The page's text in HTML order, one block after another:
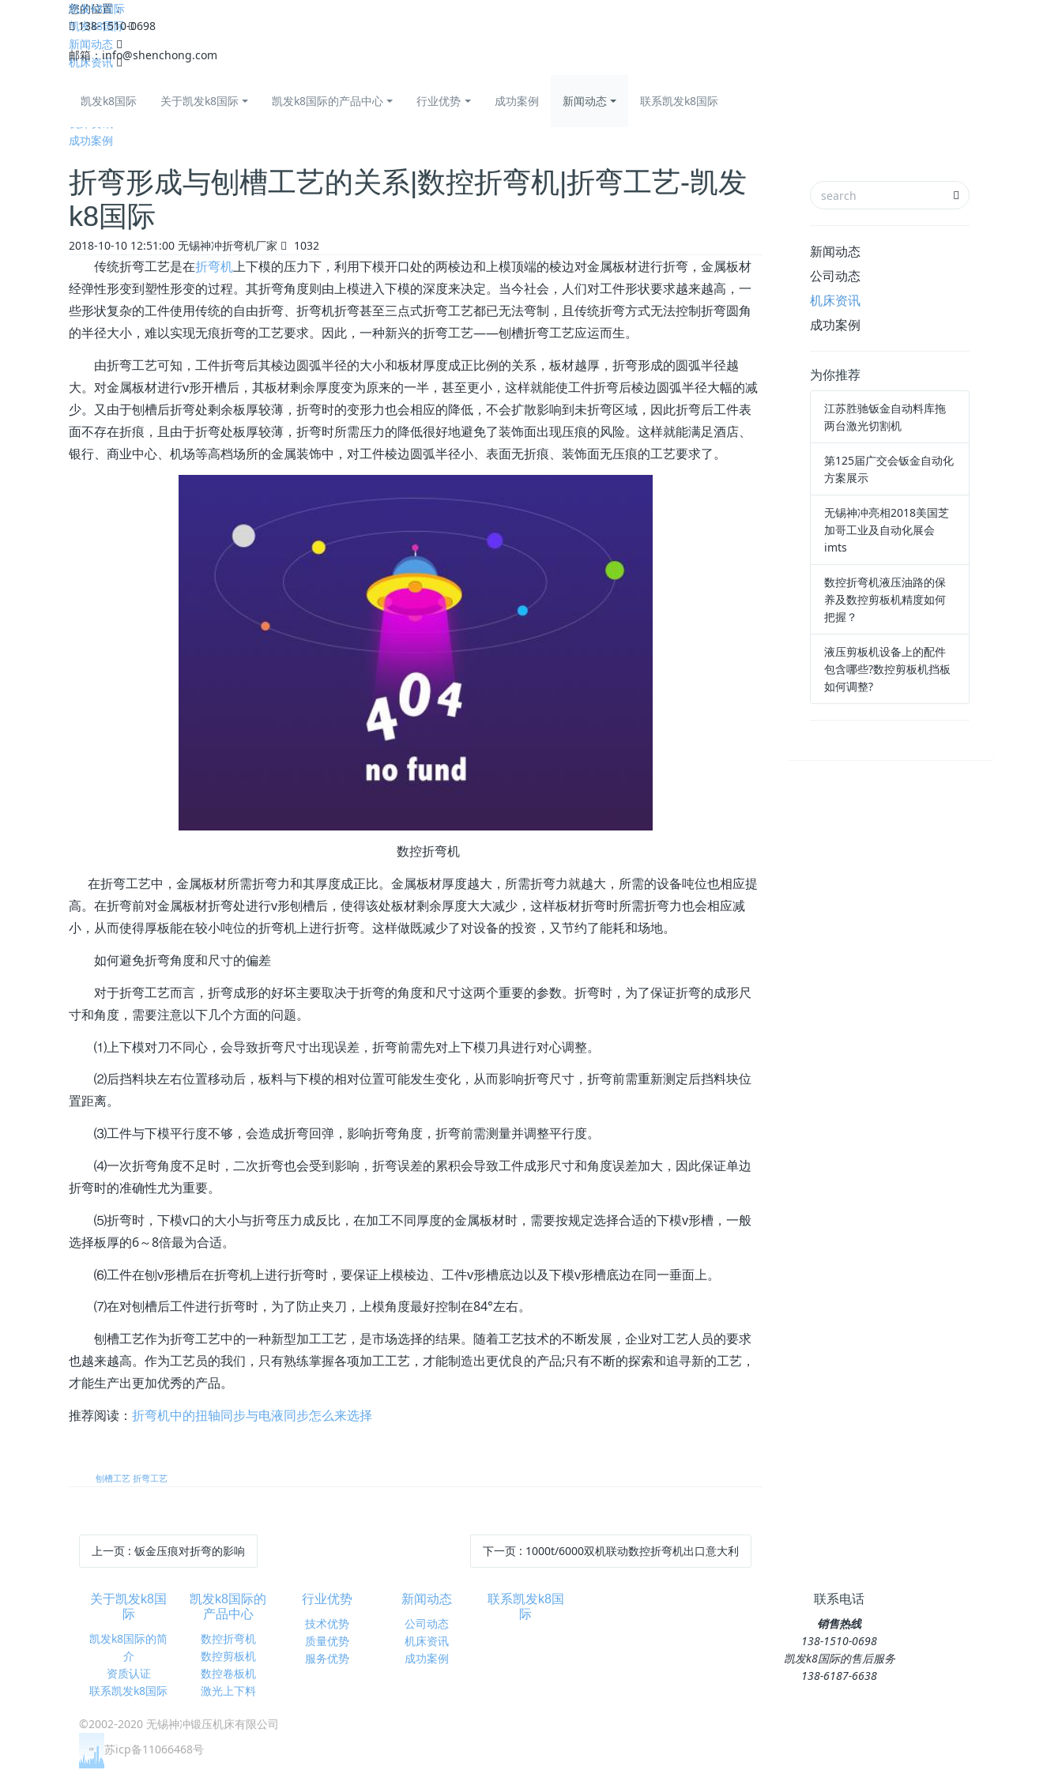
凯发k8国际
138-1510-0698
邮箱：info@shenchong.com
凯发k8国际 关于凯发k8国际 凯发k8国际的产品中心 行业优势 成功案例 新闻动态 联系凯发k8国际
您的位置：
凯发k8国际
新闻动态
机床资讯
公司动态
成功案例
折弯形成与刨槽工艺的关系|数控折弯机|折弯工艺-凯发
k8国际
2018-10-10 12:51:00 无锡神冲折弯机厂家 1032
传统折弯工艺是在折弯机上下模的压力下，利用下模开口处的两棱边和上模顶端的棱边对金属板材进行折弯，金属板材
经弹性形变到塑性形变的过程。其折弯角度则由上模进入下模的深度来决定。当今社会，人们对工件形状要求越来越高，一
些形状复杂的工件使用传统的自由折弯、折弯机折弯甚至三点式折弯工艺都已无法弯制，且传统折弯方式无法控制折弯圆角
的半径大小，难以实现无痕折弯的工艺要求。因此，一种新兴的折弯工艺——刨槽折弯工艺应运而生。
由折弯工艺可知，工件折弯后其棱边圆弧半径的大小和板材厚度成正比例的关系，板材越厚，折弯形成的圆弧半径越
大。对金属板材进行v形开槽后，其板材剩余厚度变为原来的一半，甚至更小，这样就能使工件折弯后棱边圆弧半径大幅的减
少。又由于刨槽后折弯处剩余板厚较薄，折弯时的变形力也会相应的降低，不会扩散影响到未折弯区域，因此折弯后工件表
面不存在折痕，且由于折弯处板厚较薄，折弯时所需压力的降低很好地避免了装饰面出现压痕的风险。这样就能满足酒店、
银行、商业中心、机场等高档场所的金属装饰中，对工件棱边圆弧半径小、表面无折痕、装饰面无压痕的工艺要求了。
数控折弯机
在折弯工艺中，金属板材所需折弯力和其厚度成正比。金属板材厚度越大，所需折弯力就越大，所需的设备吨位也相应提
高。在折弯前对金属板材折弯处进行v形刨槽后，使得该处板材剩余厚度大大减少，这样板材折弯时所需折弯力也会相应减
小，从而使得厚板能在较小吨位的折弯机上进行折弯。这样做既减少了对设备的投资，又节约了能耗和场地。
如何避免折弯角度和尺寸的偏差
对于折弯工艺而言，折弯成形的好坏主要取决于折弯的角度和尺寸这两个重要的参数。折弯时，为了保证折弯的成形尺
寸和角度，需要注意以下几个方面的问题。
⑴上下模对刀不同心，会导致折弯尺寸出现误差，折弯前需先对上下模刀具进行对心调整。
⑵后挡料块左右位置移动后，板料与下模的相对位置可能发生变化，从而影响折弯尺寸，折弯前需重新测定后挡料块位
置距离。
⑶工件与下模平行度不够，会造成折弯回弹，影响折弯角度，折弯前需测量并调整平行度。
⑷一次折弯角度不足时，二次折弯也会受到影响，折弯误差的累积会导致工件成形尺寸和角度误差加大，因此保证单边
折弯时的准确性尤为重要。
⑸折弯时，下模v口的大小与折弯压力成反比，在加工不同厚度的金属板材时，需要按规定选择合适的下模v形槽，一般
选择板厚的6～8倍最为合适。
⑹工件在刨v形槽后在折弯机上进行折弯时，要保证上模棱边、工件v形槽底边以及下模v形槽底边在同一垂面上。
⑺在对刨槽后工件进行折弯时，为了防止夹刀，上模角度最好控制在84°左右。
刨槽工艺作为折弯工艺中的一种新型加工工艺，是市场选择的结果。随着工艺技术的不断发展，企业对工艺人员的要求
也越来越高。作为工艺员的我们，只有熟练掌握各项加工工艺，才能制造出更优良的产品;只有不断的探索和追寻新的工艺，
才能生产出更加优秀的产品。
推荐阅读： 折弯机中的扭轴同步与电液同步怎么来选择
刨槽工艺 折弯工艺
上一页 : 钣金压痕对折弯的影响 下一页 : 1000t/6000双机联动数控折弯机出口意大利
新闻动态
公司动态
机床资讯
成功案例
为你推荐
江苏胜驰钣金自动料库拖
两台激光切割机
第125届广交会钣金自动化
方案展示
无锡神冲亮相2018美国芝
加哥工业及自动化展会
imts
数控折弯机液压油路的保
养及数控剪板机精度如何
把握？
液压剪板机设备上的配件
包含哪些?数控剪板机挡板
如何调整?
关于凯发k8国
际
凯发k8国际的简
介
资质认证
联系凯发k8国际
凯发k8国际的
产品中心
数控折弯机
数控剪板机
数控卷板机
激光上下料
行业优势
技术优势
质量优势
服务优势
新闻动态
公司动态
机床资讯
成功案例
联系凯发k8国
际
联系电话
销售热线
138-1510-0698
凯发k8国际的售后服务
138-6187-6638
©2002-2020 无锡神冲锻压机床有限公司
苏icp备11066468号